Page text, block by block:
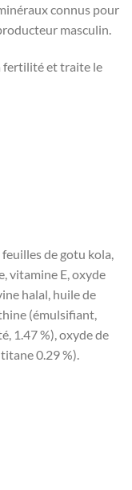
connus pour
masculin.
fertilité et traite le
de gotu kola,
vitamine E, oxyde
halal, huile de
(émulsifiant,
1.47 %), oxyde de
0.29 %).